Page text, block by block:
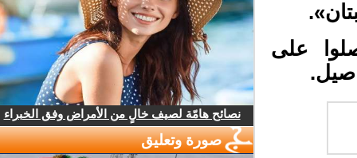
على
نصائح هامّة لصيف خالٍ من الأمراض وفق الخبراء
صورة وتعليق